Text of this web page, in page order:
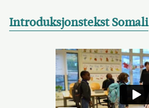
Introduksjonstekst Somali